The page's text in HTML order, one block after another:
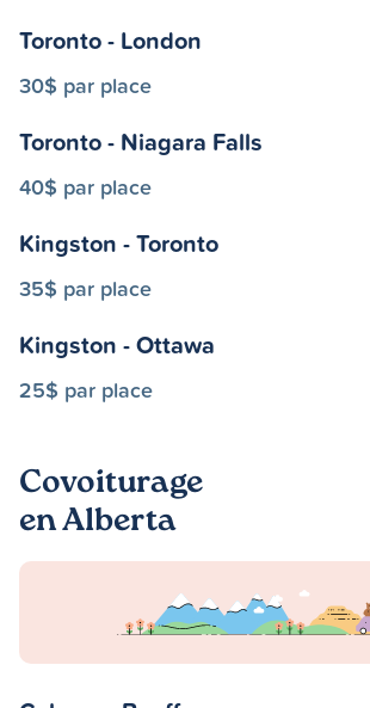
Toronto - London
30$ par place
Toronto - Niagara Falls
40$ par place
Kingston - Toronto
35$ par place
Kingston - Ottawa
25$ par place
Covoiturage
en Alberta